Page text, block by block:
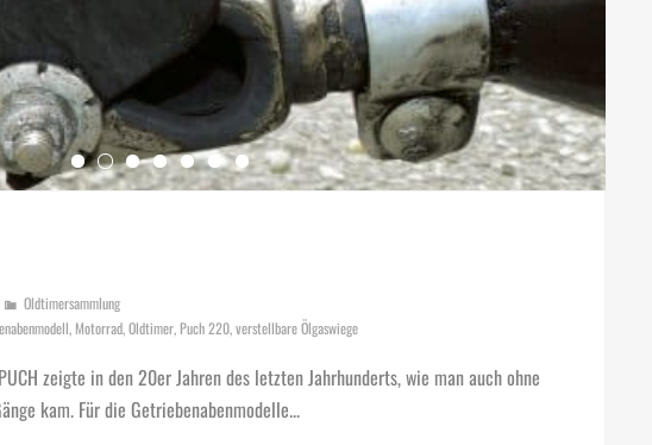
Oldtimersammlung
, Motorrad,Oldtimer, Puch 220,verstellbare Ölgaswiege
zeigte in den 20er Jahren des letzten Jahrhunderts, wie man auch ohne
kam. Für die Getriebenabenmodelle...